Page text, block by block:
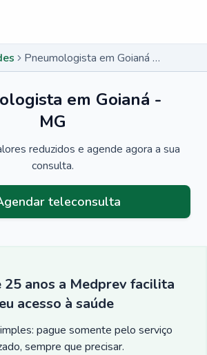
Pneumologista em Goianá - MG
em Goianá -
MG
reduzidos e agende agora a sua
consulta.
teleconsulta
25 anos a Medprev facilita
acesso à saúde
pague somente pelo serviço
sempre que precisar.